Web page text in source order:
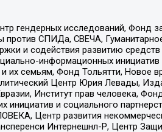
гендерных исследований, Фонд
СПИДа, СВЕЧА,
и содействия развитию
информационных инициатив
их семьям, Фонд Тольятти, Новое
Центр Юрия Левады,
Институт прав человека,
инициатив и социального
Центр развития
Интернешнл-Р, Центр